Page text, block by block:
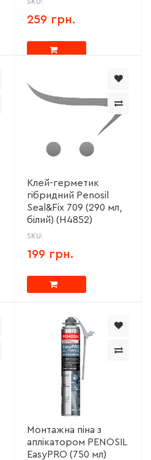
259 грн.
Клей-герметик
гібридний Penosil
Seal&Fix 709 (290 мл,
білий) (H4852)
SKU:
199 грн.
Монтажна піна з
аплікатором PENOSIL
EasyPRO (750 мл)